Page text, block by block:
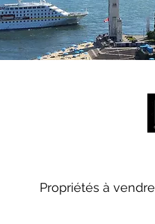
Propriétés à vendre